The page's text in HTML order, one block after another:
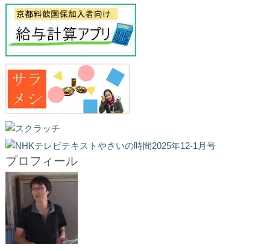
プロフィール